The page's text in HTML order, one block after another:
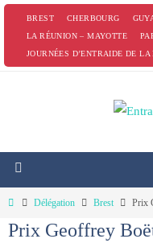
PasserBREST CHERBOURG
LA RÉUNION – MAYOTTE
JOURNÉES D’ENTRAIDE DE
HomeDélégation Brest Prix
Prix Geoffrey